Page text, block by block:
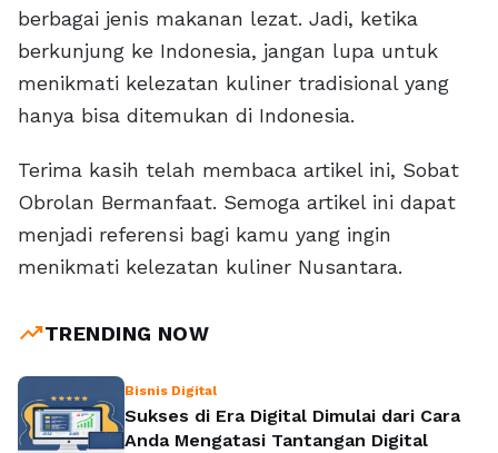
berbagai jenis makanan lezat. Jadi, ketika
berkunjung ke Indonesia, jangan lupa untuk
menikmati kelezatan kuliner tradisional yang
hanya bisa ditemukan di Indonesia.
Terima kasih telah membaca artikel ini, Sobat
Obrolan Bermanfaat. Semoga artikel ini dapat
menjadi referensi bagi kamu yang ingin
menikmati kelezatan kuliner Nusantara.
trending_upTRENDING NOW
Bisnis Digital
Sukses di Era Digital Dimulai dari Cara
Anda Mengatasi Tantangan Digital